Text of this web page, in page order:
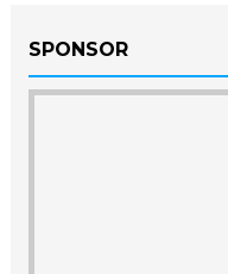
SPONSOR